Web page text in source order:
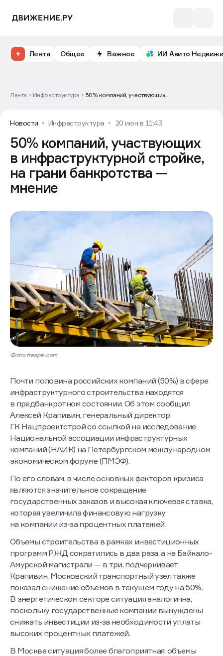
Лента Общее Важное ИИ Авито
Лента Инфраструктура
50% компаний, участвующих
Новости Инфраструктура 20 июн в 11:43
50% компаний, участвующих
в инфраструктурной стройке,
на грани банкротства —
мнение
Фото: freepik.com
Почти половина российских компаний (50%) в сфере
инфраструктурного строительства находятся
в предбанкротном состоянии. Об этом сообщил
Алексей Крапивин, генеральный директор
ГК Нацпроектстрой со ссылкой на исследование
Национальной ассоциации инфраструктурных
компаний (НАИК) на Петербургском международном
экономическом форуме (ПМЭФ).
По его словам, в числе основных факторов кризиса
являются значительное сокращение
государственных заказов и высокая ключевая ставка,
которая увеличила финансовую нагрузку
на компании из-за процентных платежей.
Объемы строительства в рамках инвестиционных
программ РЖД сократились в два раза, а на Байкало-
Амурской магистрали — в три, подчеркивает
Крапивин. Московский транспортный узел также
показал снижение объемов в текущем году на 50%.
В энергетическом секторе ситуация аналогична,
поскольку государственные компании вынуждены
снижать инвестиции из-за необходимости уплаты
высоких процентных платежей.
В Москве ситуация более благоприятная: объемы